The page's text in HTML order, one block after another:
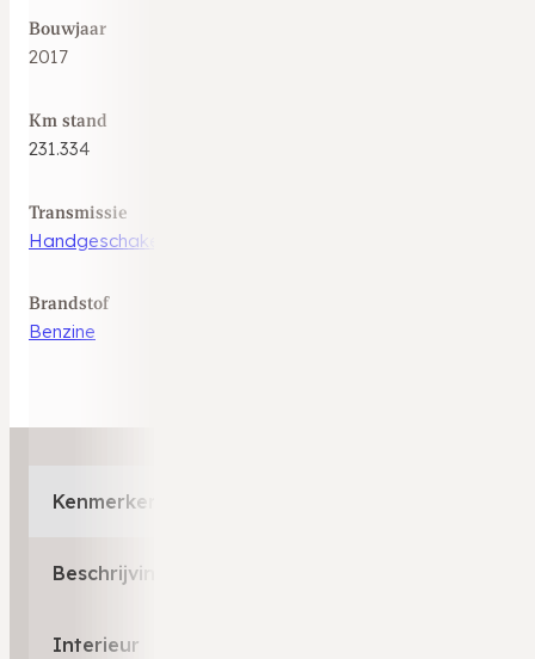
Bouwjaar
2017
Km stand
231.334
Transmissie
Handgeschakeld
Brandstof
Benzine
Kenmerken
Beschrijving
Interieur